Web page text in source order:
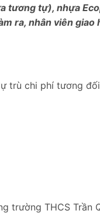
tự), nhựa
ra, nhân viên giao
trù chi phí tương
trường THCS Trần